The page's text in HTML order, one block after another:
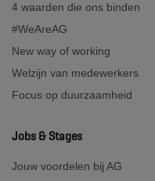
4 waarden die ons binden
#WeAreAG
New way of working
Welzijn van medewerkers
Focus op duurzaamheid
Jobs & Stages
Jouw voordelen bij AG